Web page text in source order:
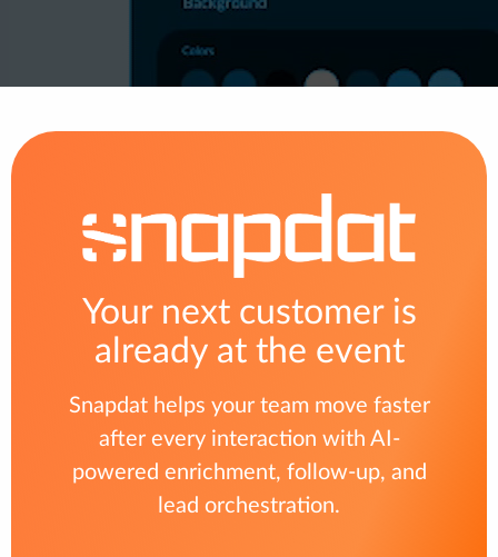
Your next customer is
already at the event
Snapdat helps your team move faster
after every interaction with AI-
powered enrichment, follow-up, and
lead orchestration.